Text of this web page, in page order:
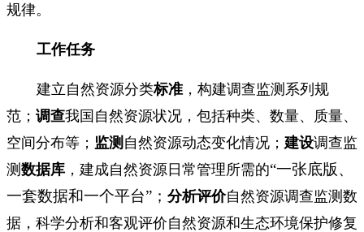
规律。
工作任务
建立自然资源分类标准 ，构建调查监测系列规
范； 调查我国自然资源状况，包括种类、数量、质量、
空间分布等； 监测 自然资源动态变化情况； 建设调查监
测 数据库 ，建成自然资源日常管理所需的“一张底版、
一套数据和一个平台”； 分析评价自然资源调查监测数
据，科学分析和客观评价自然资源和生态环境保护修复